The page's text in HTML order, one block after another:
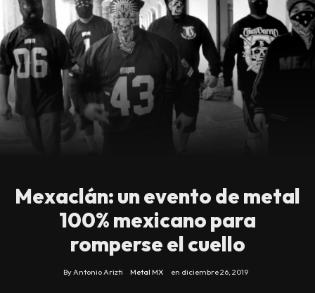
Mexaclán: un evento de metal
100% mexicano para
romperse el cuello
ByAntonio Arizti Metal MX en diciembre 26, 2019